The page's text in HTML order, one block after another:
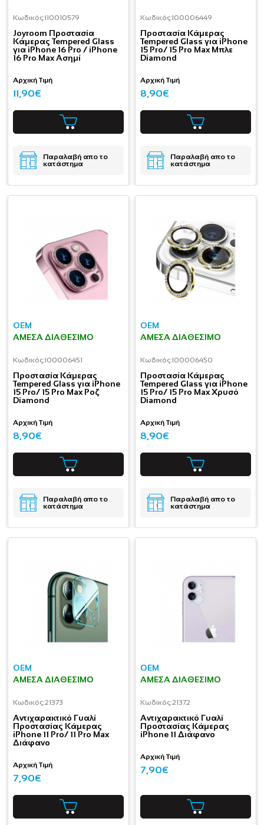
Κωδικός:I10010579
Joyroom Προστασία
Κάμερας Tempered Glass
για iPhone 16 Pro / iPhone
16 Pro Max Ασημί
Αρχική Τιμή
11,90€
Παραλαβή απο το
κατάστημα
Κωδικός:I00006449
Προστασία Κάμερας
Tempered Glass για iPhone
15 Pro/ 15 Pro Max Μπλε
Diamond
Αρχική Τιμή
8,90€
Παραλαβή απο το
κατάστημα
OEM
ΆΜΕΣΑ ΔΙΑΘΈΣΙΜΟ
Κωδικός:I00006451
Προστασία Κάμερας
Tempered Glass για iPhone
15 Pro/ 15 Pro Max Ροζ
Diamond
Αρχική Τιμή
8,90€
Παραλαβή απο το
κατάστημα
OEM
ΆΜΕΣΑ ΔΙΑΘΈΣΙΜΟ
Κωδικός:I00006450
Προστασία Κάμερας
Tempered Glass για iPhone
15 Pro/ 15 Pro Max Χρυσό
Diamond
Αρχική Τιμή
8,90€
Παραλαβή απο το
κατάστημα
OEM
ΆΜΕΣΑ ΔΙΑΘΈΣΙΜΟ
Κωδικός:21373
Aντιχαρακτικό Γυαλί
Προστασίας Κάμερας
iPhone 11 Pro/ 11 Pro Max
Διάφανο
Αρχική Τιμή
7,90€
OEM
ΆΜΕΣΑ ΔΙΑΘΈΣΙΜΟ
Κωδικός:21372
Aντιχαρακτικό Γυαλί
Προστασίας Κάμερας
iPhone 11 Διάφανο
Αρχική Τιμή
7,90€